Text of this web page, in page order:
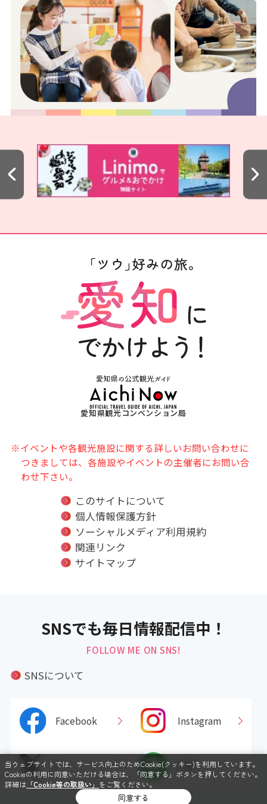
愛知県観光コンベンション局
※イベントや各観光施設に関する詳しいお問い合わせに
つきましては、各施設やイベントの主催者にお問い合
わせ下さい。
このサイトについて
個人情報保護方針
ソーシャルメディア利用規約
関連リンク
サイトマップ
SNSでも毎日情報配信中！
FOLLOW ME ON SNS!
SNSについて
Facebook Instagram
X LINE
当ウェブサイトでは、サービス向上のためCookie(クッキー)を利用しています。
Cookieの利用に同意いただける場合は、「同意する」ボタンを押してください。
詳細は 「Cookie等の取扱い」 をご覧ください。
同意する